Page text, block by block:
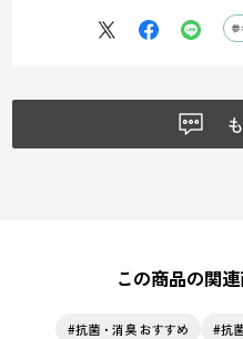
参
この商品の関
抗菌・消臭 おすすめ 抗